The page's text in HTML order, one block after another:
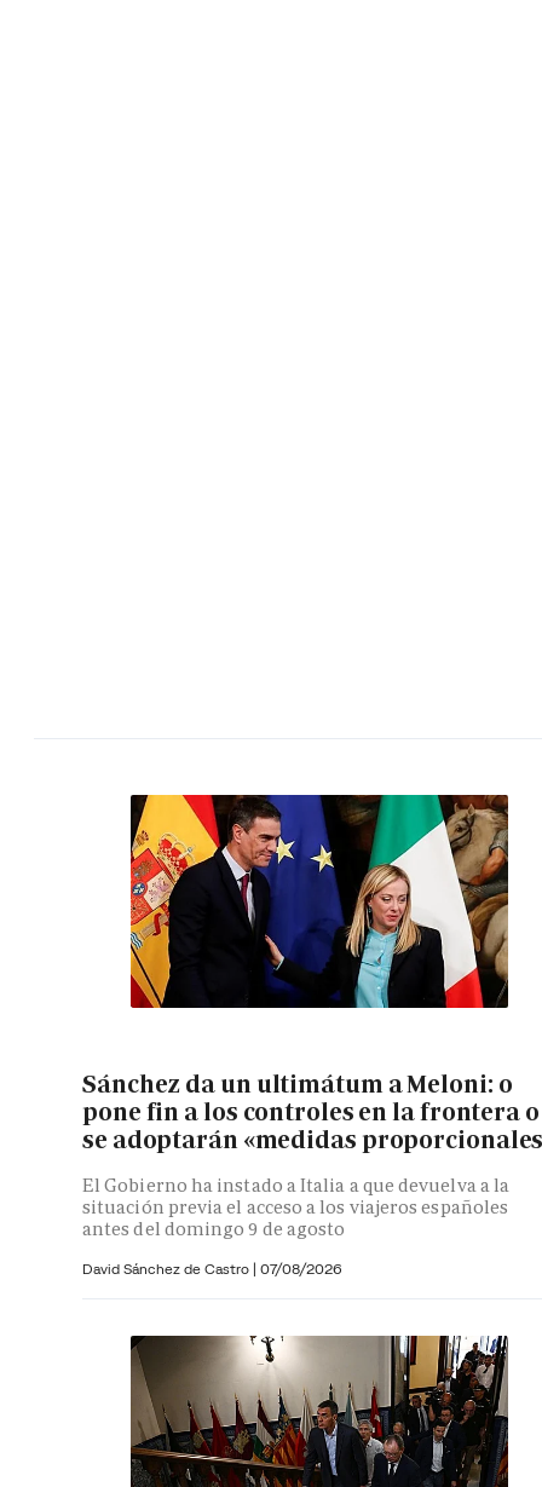
Sánchez da un ultimátum a Meloni: o
pone fin a los controles en la frontera o
se adoptarán «medidas
El Gobierno ha instado a Italia a que devuelva a la
situación previa el acceso a los viajeros españoles
antes del domingo 9 de agosto
David Sánchez de Castro | 07/08/2026